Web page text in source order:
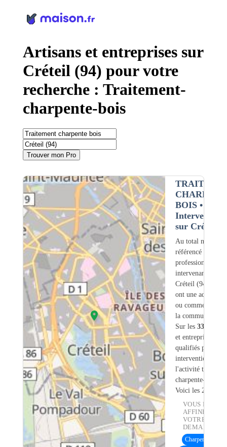
Artisans et entreprises sur
Créteil (94) pour votre
recherche : Traitement-
charpente-bois
Trouver mon Pro
BOIS•
Intervention
sur Créteil
Au total nous
référencé
professionnels
intervenant sur
Créteil (94) dont
ont une adresse
ou commerciale
la commune.
Sur les 332
et entreprises
qualifiés pour une
intervention sur
l'activité
charpente-bois.
Voici les 20
VOUS
AFFINER
VOTRE
DEMANDE :
Charpente bois